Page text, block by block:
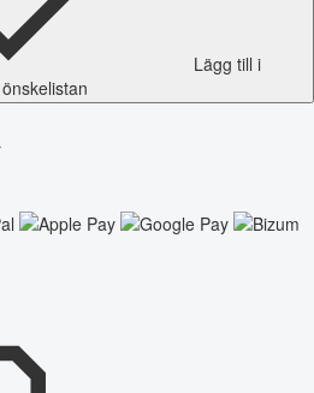
Lägg till i
önskelistan